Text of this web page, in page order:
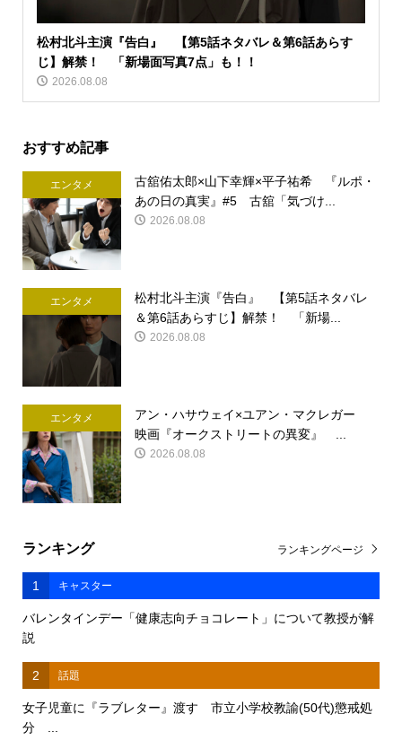
松村北斗主演『告白』 【第5話ネタバレ＆第6話あらす
じ】解禁！ 「新場面写真7点」も！！
2026.08.08
おすすめ記事
エンタメ
古舘佑太郎×山下幸輝×平子祐希 『ルポ・
あの日の真実』#5 古舘「気づけ...
2026.08.08
エンタメ
松村北斗主演『告白』 【第5話ネタバレ
＆第6話あらすじ】解禁！ 「新場...
2026.08.08
エンタメ
アン・ハサウェイ×ユアン・マクレガー
映画『オークストリートの異変』 ...
2026.08.08
ランキング
1 キャスター
バレンタインデー「健康志向チョコレート」について教授が解
説
2 話題
女子児童に『ラブレター』渡す 市立小学校教諭(50代)懲戒処
分 ...
ランキングページ